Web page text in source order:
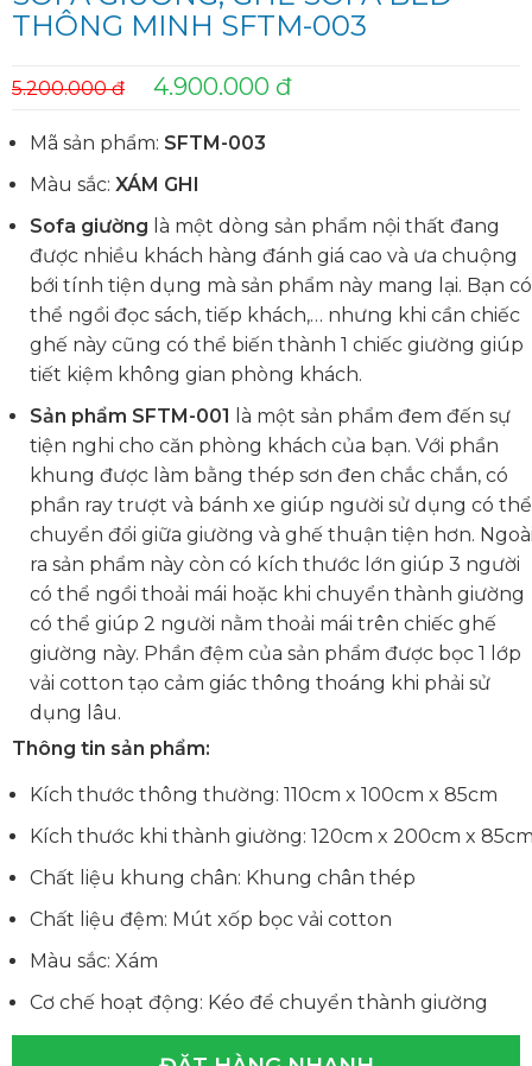
THÔNG MINH SFTM-003
5.200.000 đ 4.900.000 đ
Mã sản phẩm: SFTM-003
Màu sắc: XÁM GHI
Sofa giường là một dòng sản phẩm nội thất đang
được nhiều khách hàng đánh giá cao và ưa chuộng
bới tính tiện dụng mà sản phẩm này mang lại. Bạn có
thể ngồi đọc sách, tiếp khách,… nhưng khi cần chiếc
ghế này cũng có thể biến thành 1 chiếc giường giúp
tiết kiệm không gian phòng khách.
Sản phẩm SFTM-001 là một sản phẩm đem đến sự
tiện nghi cho căn phòng khách của bạn. Với phần
khung được làm bằng thép sơn đen chắc chắn, có
phần ray trượt và bánh xe giúp người sử dụng có thể
chuyển đổi giữa giường và ghế thuận tiện hơn.
ra sản phẩm này còn có kích thước lớn giúp 3 người
có thể ngồi thoải mái hoặc khi chuyển thành giường
có thể giúp 2 người nằm thoải mái trên chiếc ghế
giường này. Phần đệm của sản phẩm được bọc 1 lớp
vải cotton tạo cảm giác thông thoáng khi phải sử
dụng lâu.
Thông tin sản phẩm:
Kích thước thông thường: 110cm x 100cm x 85cm
Kích thước khi thành giường: 120cm x 200cm x
Chất liệu khung chân: Khung chân thép
Chất liệu đệm: Mút xốp bọc vải cotton
Màu sắc: Xám
Cơ chế hoạt động: Kéo để chuyển thành giường